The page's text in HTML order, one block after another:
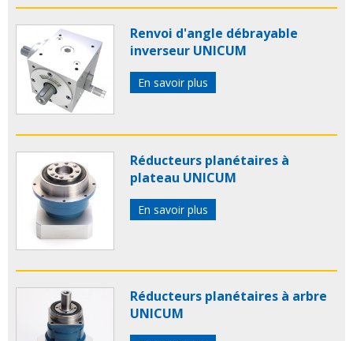
Renvoi d'angle débrayable
inverseur UNICUM
En savoir plus
Réducteurs planétaires à
plateau UNICUM
En savoir plus
Réducteurs planétaires à arbre
UNICUM